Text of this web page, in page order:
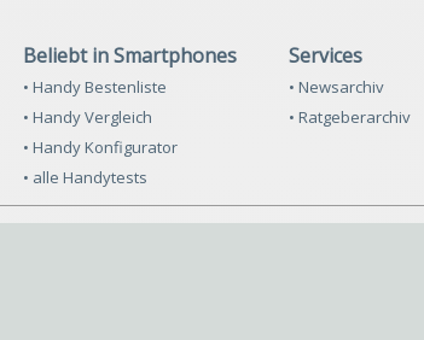
Beliebt in Smartphones
• Handy Bestenliste
• Handy Vergleich
• Handy Konfigurator
• alle Handytests
Services
• Newsarchiv
• Ratgeberarchiv